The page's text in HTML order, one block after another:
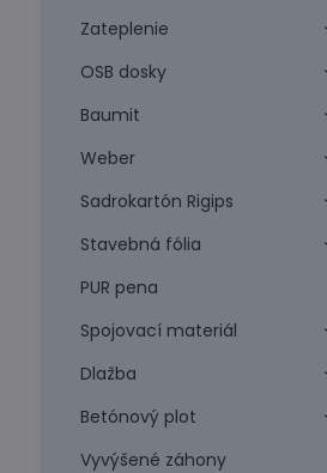
Zateplenie
OSB dosky
Baumit
Weber
Sadrokartón Rigips
Stavebná fólia
PUR pena
Spojovací materiál
Dlažba
Betónový plot
Vyvýšené záhony